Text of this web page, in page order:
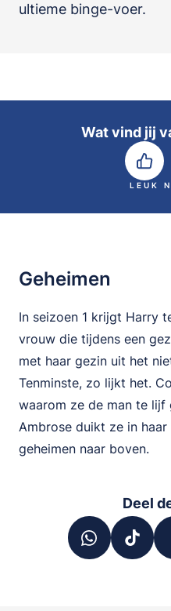
ultieme binge-voer.
Wat vind jij
LEUK
Geheimen
In seizoen 1 krijgt Harry
vrouw die tijdens een
met haar gezin uit het
Tenminste, zo lijkt het.
waarom ze de man te lijf
Ambrose duikt ze in
geheimen naar boven.
Deel